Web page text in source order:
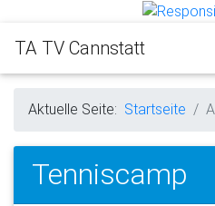
TA TV Cannstatt
Aktuelle Seite: Startseite
Tenniscamp